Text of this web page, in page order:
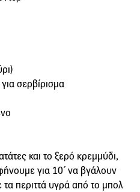
σερβίρισμα
και το ξερό κρεμμύδι,
για 10΄ να βγάλουν
περιττά υγρά από το μπολ